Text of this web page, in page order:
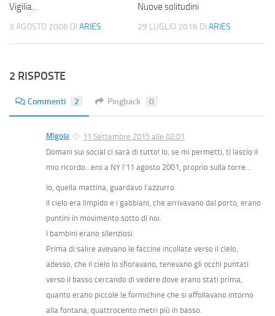
Vigilia…
3 AGOSTO 2006 DI ARIES
Nuove solitudini
29 LUGLIO 2016 DI ARIES
2 RISPOSTE
Commenti 2 Pingback 0
Mìgola
11 Settembre 2015 alle 02:01
Domani sui social ci sarà di tutto! Io, se mi permetti, ti lascio il
mio ricordo…ero a NY l’11 agosto 2001, proprio sulla torre…
Io, quella mattina, guardavo l’azzurro.
Il cielo era limpido e i gabbiani, che arrivavano dal porto, erano
puntini in movimento sotto di noi.
I bambini erano silenziosi.
Prima di salire avevano le faccine incollate verso il cielo,
adesso, che il cielo lo sfioravano, tenevano gli occhi puntati
verso il basso cercando di vedere dove erano stati prima,
quanto erano piccole le formichine che si affollavano intorno
alla fontana, quattrocento metri più in basso.